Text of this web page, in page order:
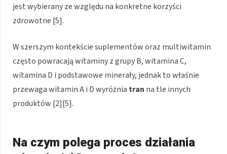
jest wybierany ze względu na konkretne korzyści
zdrowotne [5].
W szerszym kontekście suplementów oraz multiwitamin
często powracają witaminy z grupy B, witamina C,
witamina D i podstawowe minerały, jednak to właśnie
przewaga witamin A i D wyróżnia tran na tle innych
produktów [2][5].
Na czym polega proces działania